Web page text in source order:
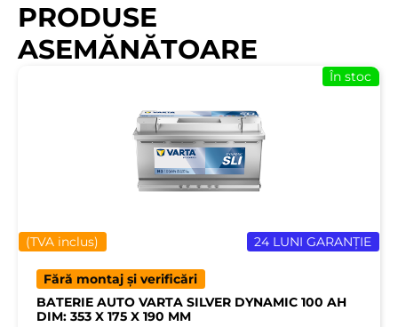
PRODUSE
ASEMĂNĂTOARE
24 LUNI GARANȚIE
(TVA inclus)
În stoc
Fără montaj și verificări
BATERIE AUTO VARTA SILVER DYNAMIC 100 AH
DIM: 353 X 175 X 190 MM